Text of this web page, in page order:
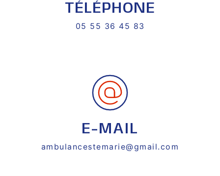
TÉLÉPHONE
05 55 36 45 83
E-MAIL
ambulancestemarie@gmail.com